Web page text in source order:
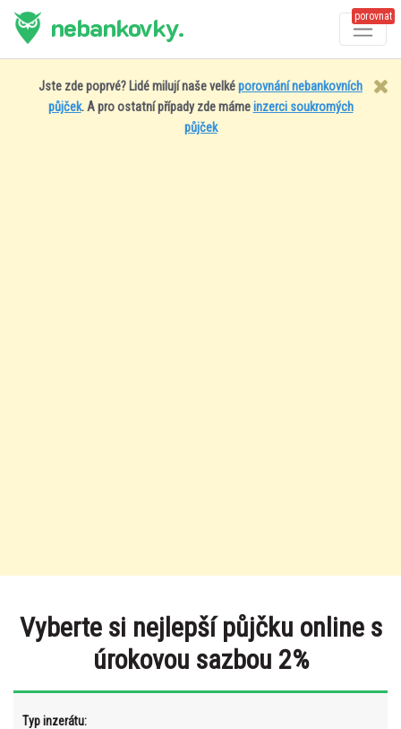
nebankovky. porovnat
Jste zde poprvé? Lidé milují naše velképorovnání nebankovních
půjček. A pro ostatní případy zde mámeinzerci soukromých
půjček
Vyberte si nejlepší půjčku online s
úrokovou sazbou 2%
Typ inzerátu: